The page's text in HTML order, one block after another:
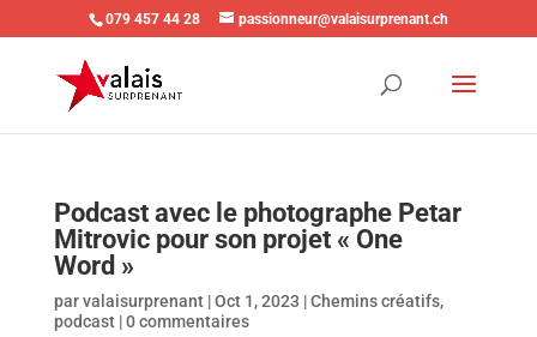
079 457 44 28 passionneur@valaisurprenant.ch
Podcast avec le photographe Petar
Mitrovic pour son projet « One
Word »
parvalaisurprenant|Oct 1, 2023 |Chemins créatifs,
podcast|0 commentaires